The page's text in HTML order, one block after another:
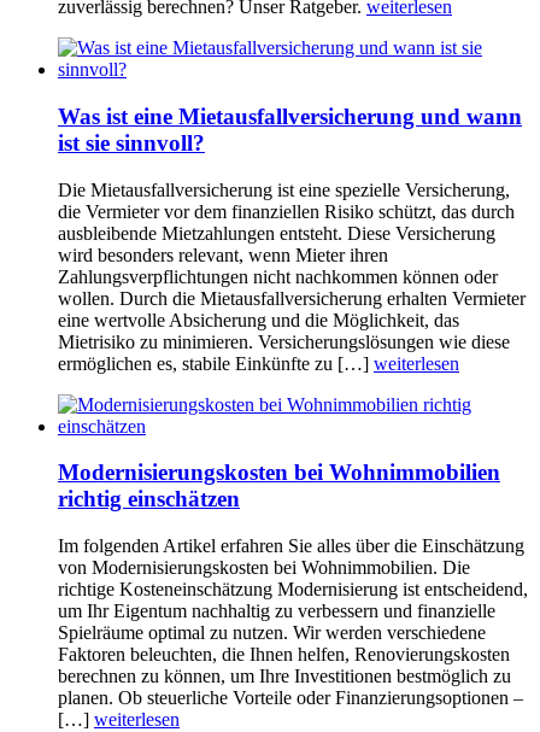
zuverlässig berechnen? Unser Ratgeber. weiterlesen
Was ist eine Mietausfallversicherung und wann
ist sie sinnvoll?
Die Mietausfallversicherung ist eine spezielle Versicherung,
die Vermieter vor dem finanziellen Risiko schützt, das durch
ausbleibende Mietzahlungen entsteht. Diese Versicherung
wird besonders relevant, wenn Mieter ihren
Zahlungsverpflichtungen nicht nachkommen können oder
wollen. Durch die Mietausfallversicherung erhalten Vermieter
eine wertvolle Absicherung und die Möglichkeit, das
Mietrisiko zu minimieren. Versicherungslösungen wie diese
ermöglichen es, stabile Einkünfte zu […] weiterlesen
Modernisierungskosten bei Wohnimmobilien
richtig einschätzen
Im folgenden Artikel erfahren Sie alles über die Einschätzung
von Modernisierungskosten bei Wohnimmobilien. Die
richtige Kosteneinschätzung Modernisierung ist entscheidend,
um Ihr Eigentum nachhaltig zu verbessern und finanzielle
Spielräume optimal zu nutzen. Wir werden verschiedene
Faktoren beleuchten, die Ihnen helfen, Renovierungskosten
berechnen zu können, um Ihre Investitionen bestmöglich zu
planen. Ob steuerliche Vorteile oder Finanzierungsoptionen –
[…] weiterlesen